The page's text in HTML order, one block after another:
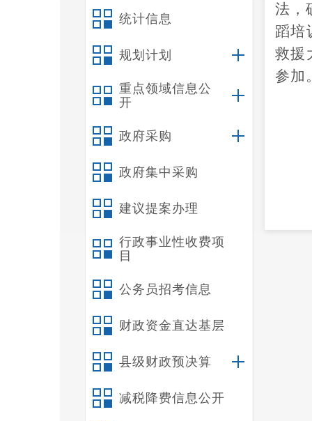
统计信息
规划计划
重点领域信息公
开
政府采购
政府集中采购
建议提案办理
行政事业性收费项
目
公务员招考信息
财政资金直达基层
县级财政预决算
减税降费信息公开
法，
蹈培
救援
参加